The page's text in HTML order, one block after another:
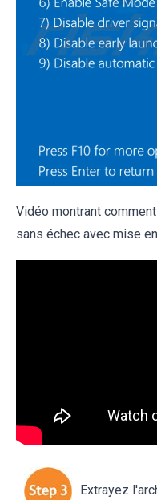
Vidéo montrant
sans échec avec mise
Extrayez